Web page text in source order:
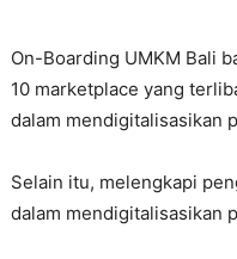
On-Boarding UMKM Bali
10 marketplace yang
dalam mendigitalisasikan
Selain itu, melengkapi
dalam mendigitalisasikan